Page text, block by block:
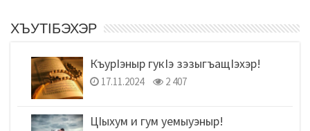
ХЪУТIБЭХЭР
КъурIэныр гукIэ зэзыгъащIэхэр!
17.11.2024 2 407
ЦIыхум и гум уемыуэныр!